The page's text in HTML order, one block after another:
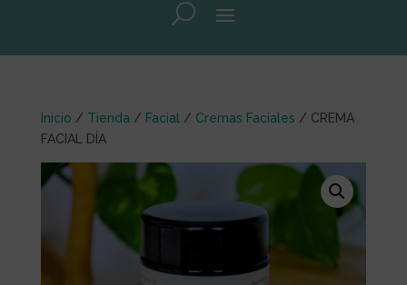
Inicio / Tienda / Facial / Cremas Faciales / CREMA
FACIAL DÍA